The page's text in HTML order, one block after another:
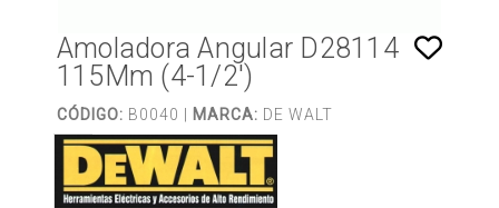
Amoladora Angular D28114
115Mm (4-1/2')
CÓDIGO: B0040 | MARCA: DE WALT